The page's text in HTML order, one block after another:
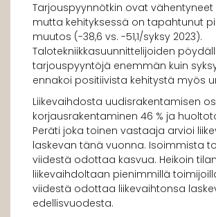
Tarjouspyynnötkin ovat vähentyneet
mutta kehityksessä on tapahtunut
muutos (-38,6 vs. -51,1/syksy 2023).
Talotekniikkasuunnittelijoiden
tarjouspyyntöjä enemmän kuin
ennakoi positiivista kehitystä myös
Liikevaihdosta uudisrakentamisen
korjausrakentaminen 46 % ja
Peräti joka toinen vastaaja arvioi
laskevan tänä vuonna. Isoimmista
viidestä odottaa kasvua. Heikoin
liikevaihdoltaan pienimmillä
viidestä odottaa liikevaihtonsa
edellisvuodesta.